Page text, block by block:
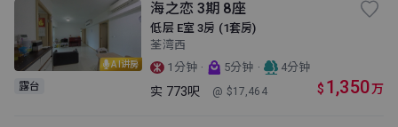
AI讲房
露台
海之恋 3期 8座
低层 E室 3房 (1套房)
荃湾西
1分钟 · 5分钟 · 4分钟
实 773呎 @ $17,464 $ 1,350万